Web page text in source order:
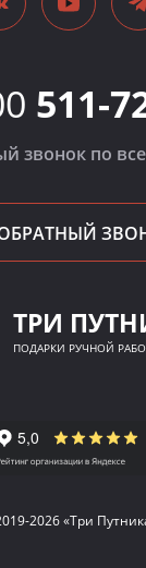
511-
звонок по
ТРИ
ПОДАРКИ РУЧНОЙ
2026 «Три